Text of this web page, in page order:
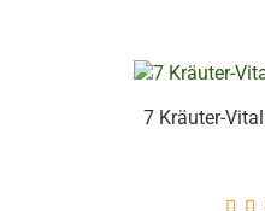
7 Kräuter-